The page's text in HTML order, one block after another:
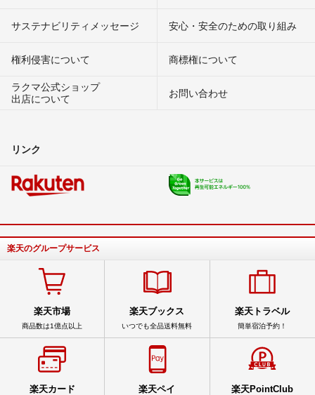
サステナビリティメッセージ 安心・安全のための取り組み
権利侵害について
商標権について
ラクマ公式ショップ
出店について
お問い合わせ
リンク
楽天のグループサービス
楽天市場
商品数は1億点以上
楽天ブックス
いつでも全品送料無料
楽天トラベル
簡単宿泊予約！
楽天カード 楽天ペイ 楽天PointClub